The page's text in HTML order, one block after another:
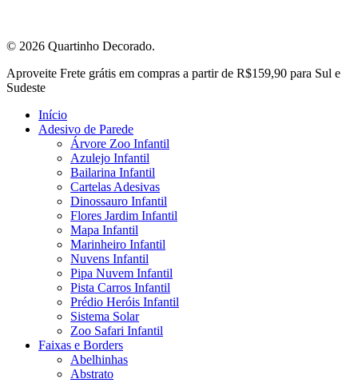
© 2026 Quartinho Decorado.
Close
Menu
Aproveite Frete grátis em compras a partir de R$159,90 para Sul e
Sudeste
Início
Adesivo de Parede
Árvore Zoo Infantil
Azulejo Infantil
Bailarina Infantil
Cartelas Adesivas
Dinossauro Infantil
Flores Jardim Infantil
Mapa Infantil
Marinheiro Infantil
Nuvens Infantil
Pipa Nuvem Infantil
Pista Carros Infantil
Prédio Heróis Infantil
Sistema Solar
Zoo Safari Infantil
Faixas e Borders
Abelhinhas
Abstrato